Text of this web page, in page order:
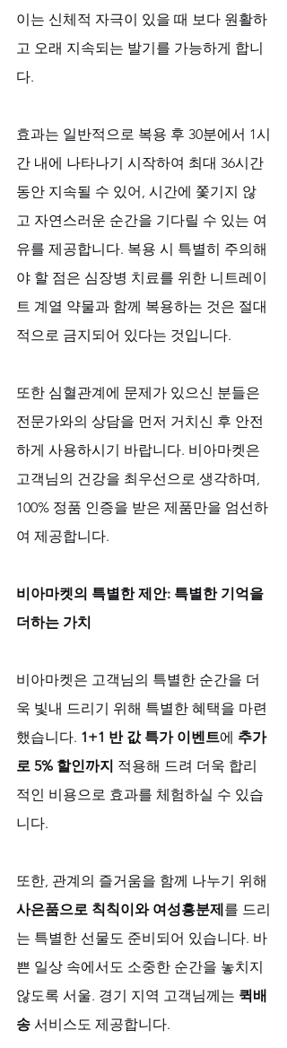
이는 신체적 자극이 있을 때 보다 원활하
고 오래 지속되는 발기를 가능하게 합니
다.
효과는 일반적으로 복용 후 30분에서 1시
간 내에 나타나기 시작하여 최대 36시간
동안 지속될 수 있어, 시간에 쫓기지 않
고 자연스러운 순간을 기다릴 수 있는 여
유를 제공합니다. 복용 시 특별히 주의해
야 할 점은 심장병 치료를 위한 니트레이
트 계열 약물과 함께 복용하는 것은 절대
적으로 금지되어 있다는 것입니다.
또한 심혈관계에 문제가 있으신 분들은
전문가와의 상담을 먼저 거치신 후 안전
하게 사용하시기 바랍니다. 비아마켓은
고객님의 건강을 최우선으로 생각하며,
100% 정품 인증을 받은 제품만을 엄선하
여 제공합니다.
비아마켓의 특별한 제안: 특별한 기억을
더하는 가치
비아마켓은 고객님의 특별한 순간을 더
욱 빛내 드리기 위해 특별한 혜택을 마련
했습니다. 1+1 반 값 특가 이벤트에 추가
로 5% 할인까지 적용해 드려 더욱 합리
적인 비용으로 효과를 체험하실 수 있습
니다.
또한, 관계의 즐거움을 함께 나누기 위해
사은품으로 칙칙이와 여성흥분제를 드리
는 특별한 선물도 준비되어 있습니다. 바
쁜 일상 속에서도 소중한 순간을 놓치지
않도록 서울. 경기 지역 고객님께는 퀵배
송 서비스도 제공합니다.